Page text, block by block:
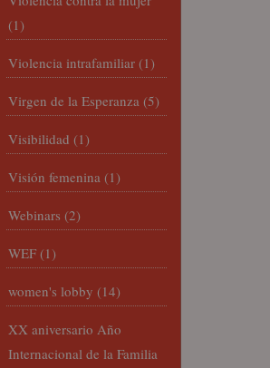
(1)
Violencia intrafamiliar (1)
Virgen de la Esperanza (5)
Visibilidad (1)
Visión femenina (1)
Webinars (2)
WEF (1)
women's lobby (14)
XX aniversario Año
Internacional de la Familia